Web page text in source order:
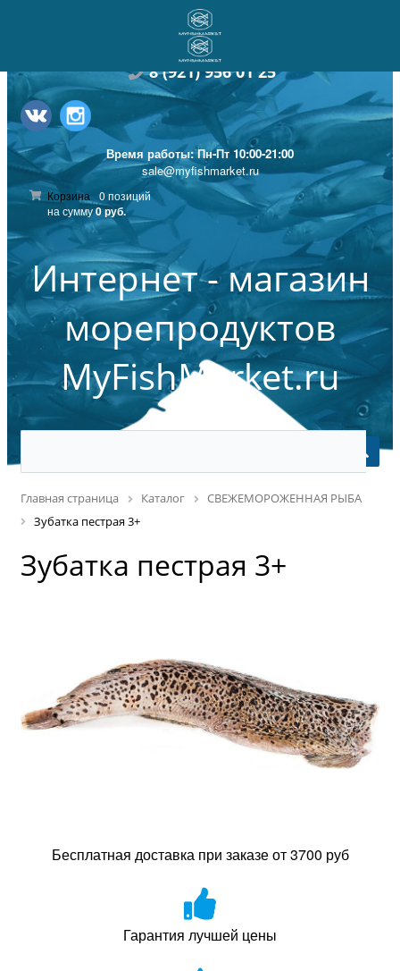
8(921) 956 01 25
Время работы: Пн-Пт 10:00-21:00
sale@myfishmarket.ru
Корзина
0 позиций
на сумму0 руб.
Интернет - магазин
морепродуктов
MyFishMarket.ru
Главная страница Каталог
СВЕЖЕМОРОЖЕННАЯ РЫБА
Зубатка пестрая 3+
Зубатка пестрая 3+
Бесплатная доставка при заказе от 3700 руб
Гарантия лучшей цены